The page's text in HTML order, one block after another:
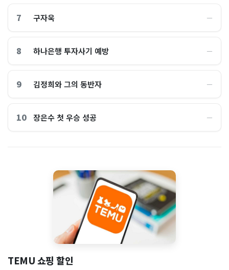
7 구자욱 ―
8 하나은행 투자사기 예방 ―
9 김정희와 그의 동반자 ―
10 장은수 첫 우승 성공 ―
TEMU 쇼핑 할인